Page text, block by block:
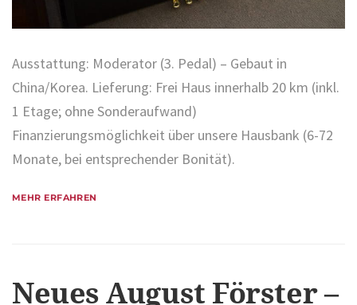
Ausstattung: Moderator (3. Pedal) – Gebaut in
China/Korea. Lieferung: Frei Haus innerhalb 20 km (inkl.
1 Etage; ohne Sonderaufwand)
Finanzierungsmöglichkeit über unsere Hausbank (6-72
Monate, bei entsprechender Bonität).
MEHR ERFAHREN
Neues August Förster –